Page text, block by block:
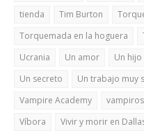
tienda
Tim Burton
Torquemada en la hoguera
Ucrania
Un amor Un hijo
Un secreto
Un trabajo muy
Vampire Academy
vampiros
Víbora
Vivir y morir en